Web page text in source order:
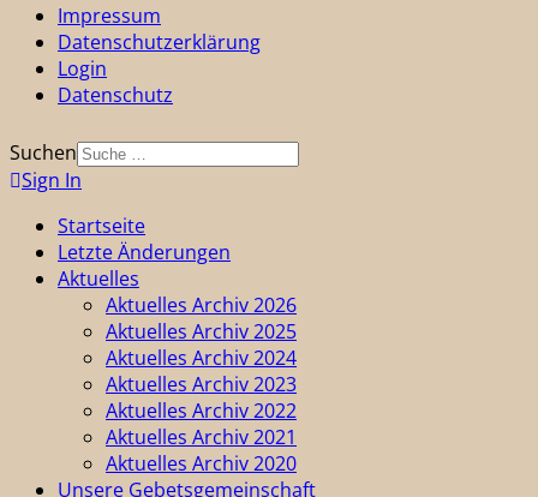
Impressum
Datenschutzerklärung
Login
Datenschutz
Suchen
Sign In
Startseite
Letzte Änderungen
Aktuelles
Aktuelles Archiv 2026
Aktuelles Archiv 2025
Aktuelles Archiv 2024
Aktuelles Archiv 2023
Aktuelles Archiv 2022
Aktuelles Archiv 2021
Aktuelles Archiv 2020
Unsere Gebetsgemeinschaft